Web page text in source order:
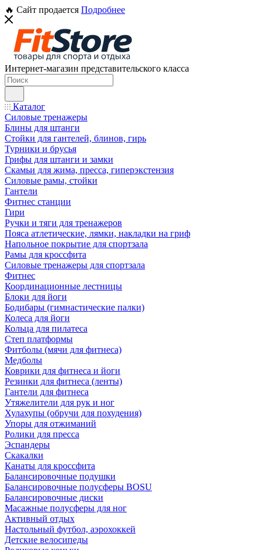
🔥 Сайт продается Подробнее
Интернет-магазин представительского класса
Каталог
Силовые тренажеры
Блины для штанги
Стойки для гантелей, блинов, гирь
Турники и брусья
Грифы для штанги и замки
Скамьи для жима, пресса, гиперэкстензия
Силовые рамы, стойки
Гантели
Фитнес станции
Гири
Ручки и тяги для тренажеров
Пояса атлетические, лямки, накладки на гриф
Напольное покрытие для спортзала
Рамы для кроссфита
Силовые тренажеры для спортзала
Фитнес
Координационные лестницы
Блоки для йоги
Бодибары (гимнастические палки)
Колеса для йоги
Кольца для пилатеса
Степ платформы
Фитболы (мячи для фитнеса)
Медболы
Коврики для фитнеса и йоги
Резинки для фитнеса (ленты)
Гантели для фитнеса
Утяжелители для рук и ног
Хулахупы (обручи для похудения)
Упоры для отжиманий
Ролики для пресса
Эспандеры
Скакалки
Канаты для кроссфита
Балансировочные подушки
Балансировочные полусферы BOSU
Балансировочные диски
Масажные полусферы для ног
Активный отдых
Настольный футбол, аэрохоккей
Детские велосипеды